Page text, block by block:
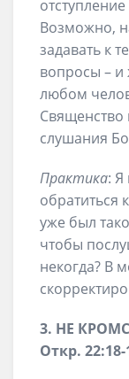
Возможно,
задавать к
вопросы – и
любом
Священство
слушания
Практика: Я
обратиться
уже был
чтобы
некогда? В
3. НЕ
Откр. 22:18-